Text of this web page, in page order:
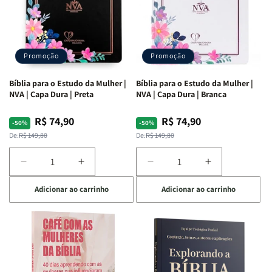
Promoção
Bíblia para o Estudo da Mulher |
NVA | Capa Dura | Preta
-50%
Preço
normal
De:R$ 149,80
Preço
promocional
R$ 74,90
Diminuir
a
quantidade
de
Bíblia
para
Estudo
da
Aumentar
a
quantidade
de
Bíblia
para
o
Estudo
da
Adicionar ao carrinho
Promoção
Bíblia para o Estudo da Mulher |
NVA | Capa Dura | Branca
-50%
Preço
normal
De:R$ 149,80
Preço
promocional
R$ 74,90
Diminuir
a
quantidade
de
Bíblia
o
Estudo
da
Aumentar
a
quantidade
de
Bíblia
para
o
Estudo
Adicionar ao carrinho